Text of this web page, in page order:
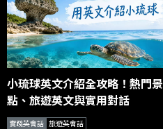
小琉球英文介紹全攻略！熱門景
點、旅遊英文與實用對話
實踐英會話 旅遊英會話